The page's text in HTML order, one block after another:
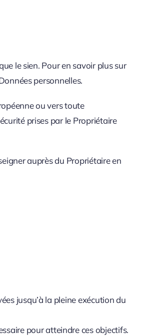
le sien. Pour en savoir plus sur
personnelles.
ou vers toute
prises par le Propriétaire
auprès du Propriétaire en
jusqu’à la pleine exécution du
pour atteindre ces objectifs.